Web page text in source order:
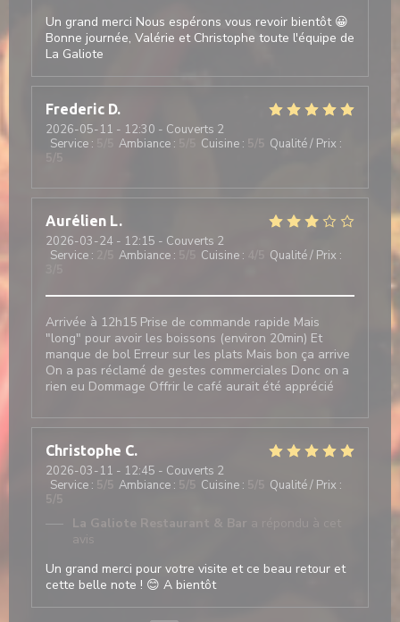
Un grand merci Nous espérons vous revoir bientôt 😀
Bonne journée, Valérie et Christophe toute l'équipe de
La Galiote
Frederic D
2026-05-11 - 12:30 - Couverts 2
Service : Ambiance : Cuisine : 5 /5 Qualité / Prix :
5 /5
Aurélien L
2026-03-24 - 12:15 - Couverts 2
Service : Ambiance : Cuisine : Qualité / Prix :
Arrivée à 12h15 Prise de commande rapide Mais
"long" pour avoir les boissons (environ 20min) Et
manque de bol Erreur sur les plats Mais bon ça arrive
On a pas réclamé de gestes commerciales Donc on a
rien eu Dommage Offrir le café aurait été apprécié
Christophe C
2026-03-11 - 12:45 - Couverts 2
Service : 5 /5 Ambiance : 5 /5 Cuisine : Qualité / Prix :
5 /5
La Galiote Restaurant & Bar
avis
Un grand merci pour votre visite et ce beau retour et
cette belle note ! 😊 A bientôt